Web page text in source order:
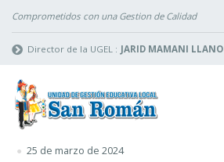
Comprometidos con una Gestion de Calidad
Director de la UGEL : JARID MAMANI LLANO
25 de marzo de 2024